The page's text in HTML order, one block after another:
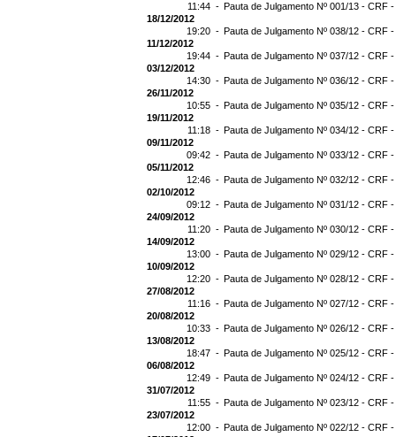
11:44 - Pauta de Julgamento Nº 001/13 - CRF
18/12/2012
19:20 - Pauta de Julgamento Nº 038/12 - CRF
11/12/2012
19:44 - Pauta de Julgamento Nº 037/12 - CRF
03/12/2012
14:30 - Pauta de Julgamento Nº 036/12 - CRF
26/11/2012
10:55 - Pauta de Julgamento Nº 035/12 - CRF
19/11/2012
11:18 - Pauta de Julgamento Nº 034/12 - CRF
09/11/2012
09:42 - Pauta de Julgamento Nº 033/12 - CRF
05/11/2012
12:46 - Pauta de Julgamento Nº 032/12 - CRF
02/10/2012
09:12 - Pauta de Julgamento Nº 031/12 - CRF
24/09/2012
11:20 - Pauta de Julgamento Nº 030/12 - CRF
14/09/2012
13:00 - Pauta de Julgamento Nº 029/12 - CRF
10/09/2012
12:20 - Pauta de Julgamento Nº 028/12 - CRF
27/08/2012
11:16 - Pauta de Julgamento Nº 027/12 - CRF
20/08/2012
10:33 - Pauta de Julgamento Nº 026/12 - CRF
13/08/2012
18:47 - Pauta de Julgamento Nº 025/12 - CRF
06/08/2012
12:49 - Pauta de Julgamento Nº 024/12 - CRF
31/07/2012
11:55 - Pauta de Julgamento Nº 023/12 - CRF
23/07/2012
12:00 - Pauta de Julgamento Nº 022/12 - CRF